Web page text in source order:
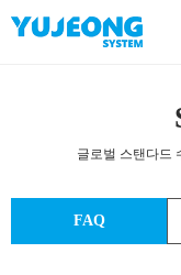
글로벌 스탠다드
FAQ